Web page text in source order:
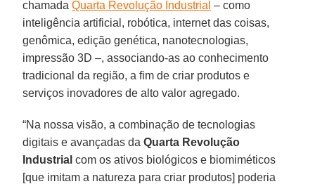
chamadaQuarta Revolução Industrial – como
inteligência artificial, robótica, internet das coisas,
genômica, edição genética, nanotecnologias,
impressão 3D –, associando-as ao conhecimento
tradicional da região, a fim de criar produtos e
serviços inovadores de alto valor agregado.
“Na nossa visão, a combinação de tecnologias
digitais e avançadas daQuarta Revolução
Industrial com os ativos biológicos e biomiméticos
[que imitam a natureza para criar produtos] poderia